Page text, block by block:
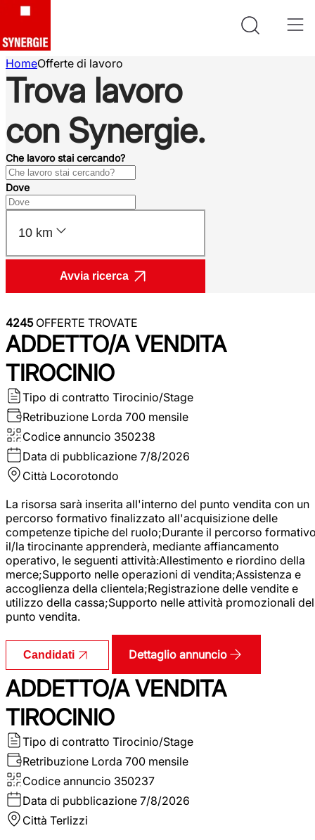
HomeOfferte di lavoro
Trova lavoro
con Synergie.
Che lavoro stai cercando?
Dove
10 km
Avvia ricerca
4245OFFERTE TROVATE
ADDETTO/A VENDITA
TIROCINIO
Tipo di contratto Tirocinio/Stage
Retribuzione Lorda 700 mensile
Codice annuncio 350238
Data di pubblicazione 7/8/2026
Città Locorotondo
La risorsa sarà inserita all'interno del punto vendita con un
percorso formativo finalizzato all'acquisizione delle
competenze tipiche del ruolo;Durante il percorso
il/la tirocinante apprenderà, mediante affiancamento
operativo, le seguenti attività:Allestimento e riordino della
merce;Supporto nelle operazioni di vendita;Assistenza e
accoglienza della clientela;Registrazione delle vendite e
utilizzo della cassa;Supporto nelle attività promozionali del
punto vendita.
Candidati Dettaglio annuncio
ADDETTO/A VENDITA
TIROCINIO
Tipo di contratto Tirocinio/Stage
Retribuzione Lorda 700 mensile
Codice annuncio 350237
Data di pubblicazione 7/8/2026
Città Terlizzi